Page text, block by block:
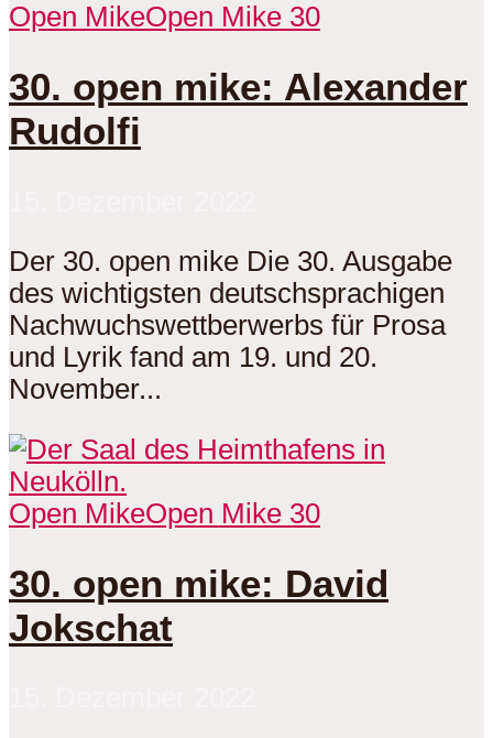
Open MikeOpen Mike 30
30. open mike: Alexander
Rudolfi
Der 30. open mike Die 30. Ausgabe
des wichtigsten deutschsprachigen
Nachwuchswettberwerbs für Prosa
und Lyrik fand am 19. und 20.
November...
Open MikeOpen Mike 30
30. open mike: David
Jokschat